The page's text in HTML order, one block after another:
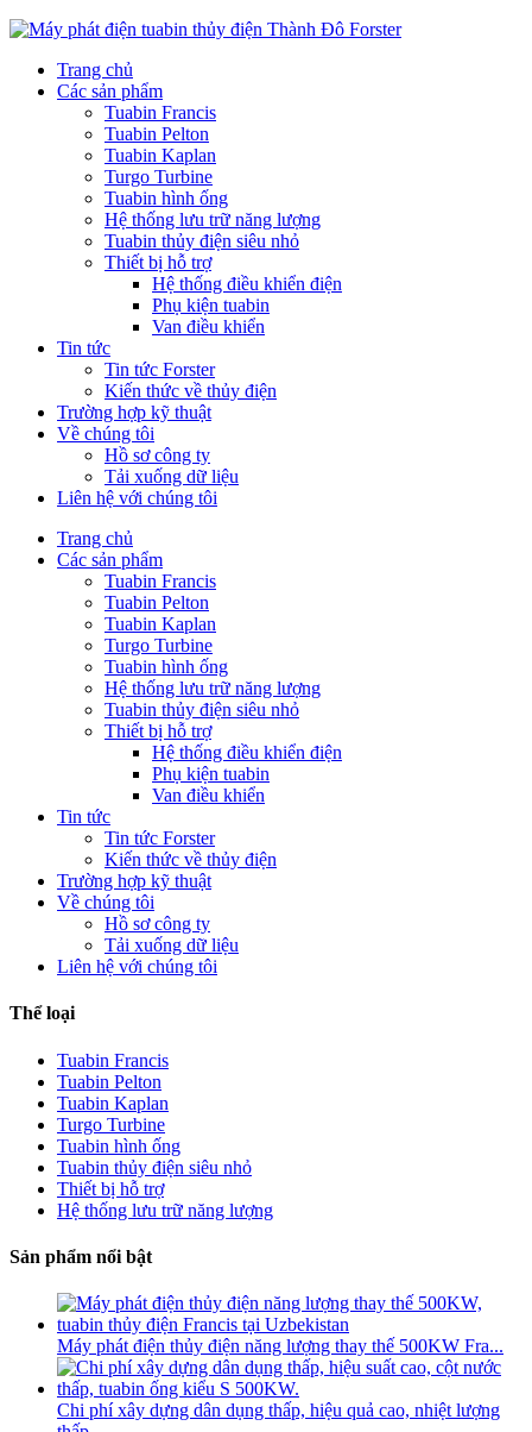
Trang chủ
Các sản phẩm
Tuabin Francis
Tuabin Pelton
Tuabin Kaplan
Turgo Turbine
Tuabin hình ống
Hệ thống lưu trữ năng lượng
Tuabin thủy điện siêu nhỏ
Thiết bị hỗ trợ
Hệ thống điều khiển điện
Phụ kiện tuabin
Van điều khiển
Tin tức
Tin tức Forster
Kiến thức về thủy điện
Trường hợp kỹ thuật
Về chúng tôi
Hồ sơ công ty
Tải xuống dữ liệu
Liên hệ với chúng tôi
Trang chủ
Các sản phẩm
Tuabin Francis
Tuabin Pelton
Tuabin Kaplan
Turgo Turbine
Tuabin hình ống
Hệ thống lưu trữ năng lượng
Tuabin thủy điện siêu nhỏ
Thiết bị hỗ trợ
Hệ thống điều khiển điện
Phụ kiện tuabin
Van điều khiển
Tin tức
Tin tức Forster
Kiến thức về thủy điện
Trường hợp kỹ thuật
Về chúng tôi
Hồ sơ công ty
Tải xuống dữ liệu
Liên hệ với chúng tôi
Thể loại
Tuabin Francis
Tuabin Pelton
Tuabin Kaplan
Turgo Turbine
Tuabin hình ống
Tuabin thủy điện siêu nhỏ
Thiết bị hỗ trợ
Hệ thống lưu trữ năng lượng
Sản phẩm nổi bật
Máy phát điện thủy điện năng lượng thay thế 500KW Fra...
Chi phí xây dựng dân dụng thấp, hiệu quả cao, nhiệt lượng